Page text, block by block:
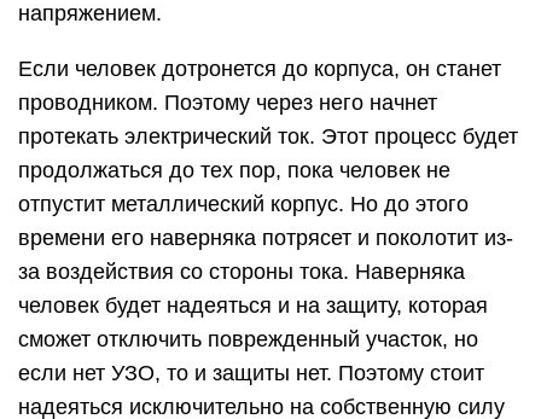
напряжением.
Если человек дотронется до корпуса, он станет
проводником. Поэтому через него начнет
протекать электрический ток. Этот процесс будет
продолжаться до тех пор, пока человек не
отпустит металлический корпус. Но до этого
времени его наверняка потрясет и поколотит из-
за воздействия со стороны тока. Наверняка
человек будет надеяться и на защиту, которая
сможет отключить поврежденный участок, но
если нет УЗО, то и защиты нет. Поэтому стоит
надеяться исключительно на собственную силу